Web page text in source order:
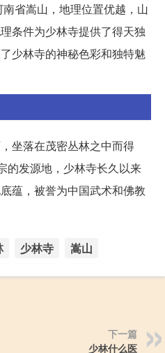
省嵩山，地理位置优越，山
条件为少林寺提供了得天独
少林寺的神秘色彩和独特魅
坐落在茂密丛林之中而得
的发源地，少林寺长久以来
蕴，被誉为中国武术和佛教
少林寺 嵩山
下一篇
少林什么医